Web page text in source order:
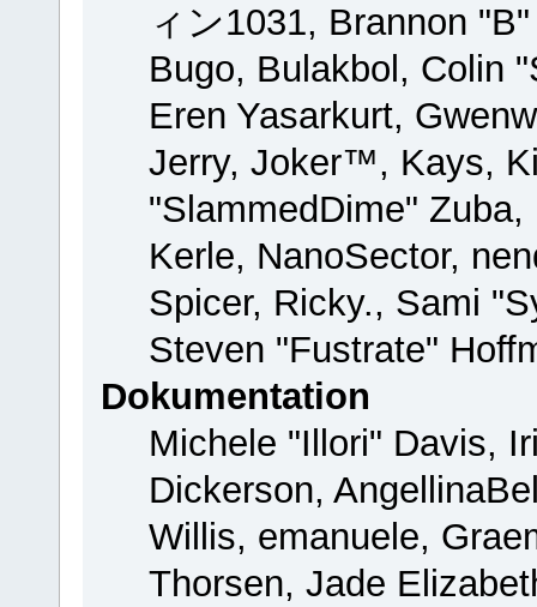
ィン1031, Brannon
Bugo, Bulakbol, Colin
Eren Yasarkurt,
Jerry, Joker™, Kays,
"SlammedDime"
Kerle, NanoSector,
Spicer, Ricky., Sami
Steven "Fustrate"
Dokumentation
Michele "Illori" Davis,
Dickerson,
Willis, emanuele,
Thorsen, Jade